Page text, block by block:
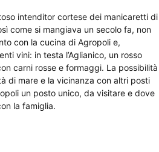
intenditor cortese dei manicaretti di
come si mangiava un secolo fa, non
con la cucina di Agropoli e,
vini: in testa l’Aglianico, un rosso
carni rosse e formaggi. La possibilità
di mare e la vicinanza con altri posti
un posto unico, da visitare e dove
la famiglia.